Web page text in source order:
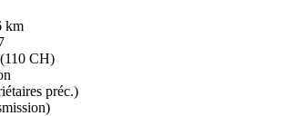
km
CH)
préc.)